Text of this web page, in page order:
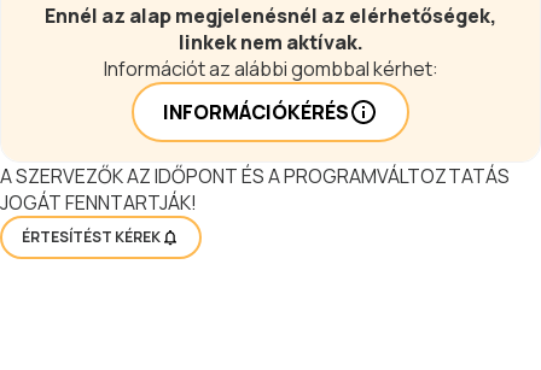
Ennél az alap megjelenésnél az elérhetőségek,
linkek nem aktívak.
Információt az alábbi gombbal kérhet:
INFORMÁCIÓKÉRÉS
A SZERVEZŐK AZ IDŐPONT ÉS A PROGRAMVÁLTOZTATÁS
JOGÁT FENNTARTJÁK!
ÉRTESÍTÉST KÉREK